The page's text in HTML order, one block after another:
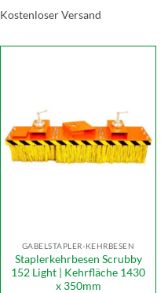
Kostenloser Versand
GABELSTAPLER-KEHRBESEN
Staplerkehrbesen Scrubby
152 Light | Kehrfläche 1430
x 350mm